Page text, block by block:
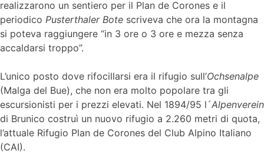
realizzarono un sentiero per il Plan de Corones e il
periodico Pusterthaler Bote scriveva che ora la montagna
si poteva raggiungere “in 3 ore o 3 ore e mezza senza
accaldarsi troppo”.
L’unico posto dove rifocillarsi era il rifugio sull’Ochsenalpe
(Malga del Bue), che non era molto popolare tra gli
escursionisti per i prezzi elevati. Nel 1894/95 l´Alpenverein
di Brunico costruì un nuovo rifugio a 2.260 metri di quota,
l’attuale Rifugio Plan de Corones del Club Alpino Italiano
(CAI).